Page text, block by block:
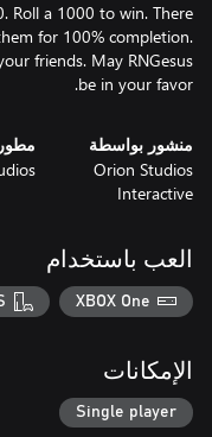
Roll a 1000 to win. There
for 100% completion.
friends. May RNGesus
be in your favor.
منشور بواسطة
Orion Studios
Interactive
العب باستخدام
XBOX One
الإمكانات
Single player